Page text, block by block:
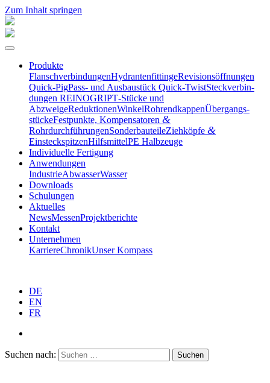
Zum Inhalt springen
Produkte
Flansch­ver­bin­dungenHydran­ten­fit­tingeRevisi­ons­öff­nungen
Quick-PigPass- und Ausbau­stück Quick-TwistSteck­ver­bin­
dungen REINOGRIPT‑Stücke und
AbzweigeReduktionenWinkelRohrend­kappenÜbergangs­
stückeFestpunkte, Kompen­sa­toren &
RohrdurchführungenSonder­bau­teileZiehköpfe &
EinsteckspitzenHilfs­mittelPE Halbzeuge
Indivi­duelle Fertigung
Anwen­dungen
IndustrieAbwasserWasser
Downloads
Schulungen
Aktuelles
NewsMessenProjekt­be­richte
Kontakt
Unter­nehmen
KarriereChronikUnser Kompass
DE
EN
FR
Suchen nach: